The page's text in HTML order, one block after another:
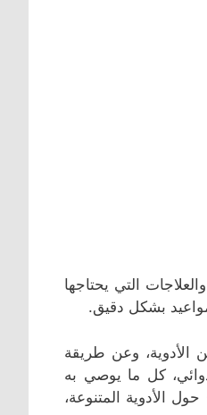
التي يحتاجها
بشكل دقيق.
الأدوية، وعن طريقة
كل ما يوصي به
الأدوية المتنوعة،